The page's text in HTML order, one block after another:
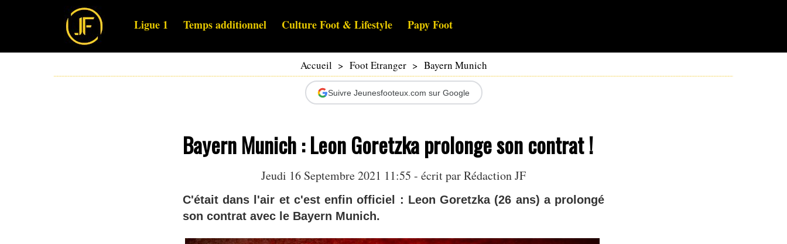
Ligue 1 Temps additionnel Culture Foot & Lifestyle Papy Foot
Accueil > Foot Etranger > Bayern Munich
Suivre Jeunesfooteux.com sur Google
Bayern Munich : Leon Goretzka prolonge son contrat !
Jeudi 16 Septembre 2021 11:55 - écrit par Rédaction JF
C'était dans l'air et c'est enfin officiel : Leon Goretzka (26 ans) a prolongé
son contrat avec le Bayern Munich.